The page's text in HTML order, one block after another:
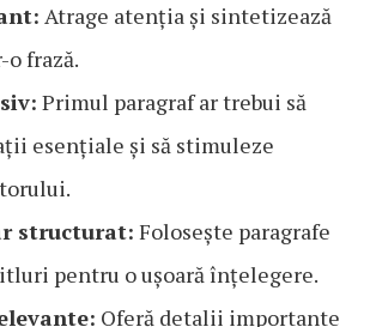
Atrage atenția și sintetizează
frază.
Primul paragraf ar trebui să
esențiale și să stimuleze
structurat: Folosește paragrafe
pentru o ușoară înțelegere.
Oferă detalii importante